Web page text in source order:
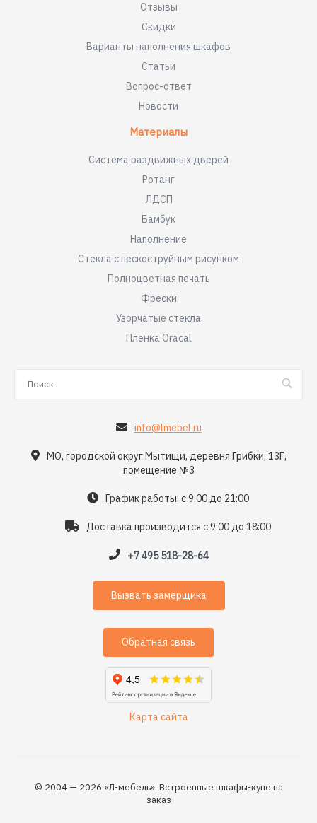
Отзывы
Скидки
Варианты наполнения шкафов
Статьи
Вопрос-ответ
Новости
Материалы
Система раздвижных дверей
Ротанг
ЛДСП
Бамбук
Наполнение
Стекла с пескоструйным рисунком
Полноцветная печать
Фрески
Узорчатые стекла
Пленка Oracal
info@lmebel.ru
МО, городской округ Мытищи, деревня Грибки, 13Г,
помещение №3
График работы: с 9:00 до 21:00
Доставка производится с 9:00 до 18:00
+7 495 518-28-64
Вызвать замерщика
Обратная связь
Карта сайта
© 2004 — 2026 «Л-мебель». Встроенные шкафы-купе на
заказ